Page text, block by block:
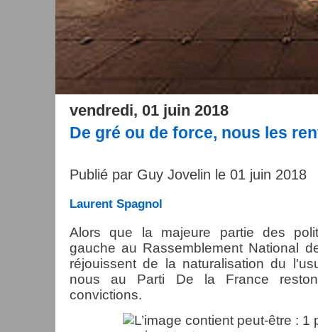
vendredi, 01 juin 2018
De gré ou de force, nous les
Publié par Guy Jovelin le 01 juin 2018
Laurent Spagnol
Alors que la majeure partie des
gauche au Rassemblement National
réjouissent de la naturalisation du
nous au Parti De la France
convictions.